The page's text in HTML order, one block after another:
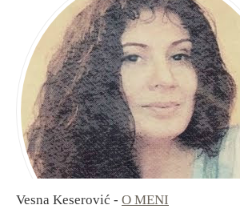
Vesna Keserović - O MENI